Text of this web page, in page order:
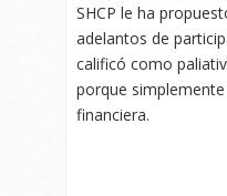
SHCP le ha
adelantos de
calificó como
porque
financiera.